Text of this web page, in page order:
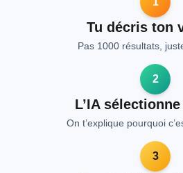
Tu décris ton
Pas 1000 résultats,
2
L’IA
On t’explique pourquoi
3